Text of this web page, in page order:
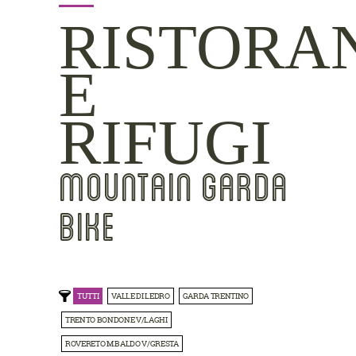
E
RIFUGI
MOUNTAIN GARDA
BIKE
TUTTI VALLE DI LEDRO GARDA TRENTINO
TRENTO BONDONE V/LAGHI
ROVERETO M.BALDO V/GRESTA